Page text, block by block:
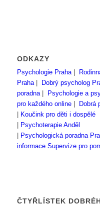
ODKAZY
Psychologie Praha|
Praha| Dobrý psycholog
poradna| Psychologie a
pro každého online|
Dobrá
Koučink pro děti i dospělé
Psychoterapie Anděl
Psychologická poradna
informace Supervize pro
ČTYŘLÍSTEK